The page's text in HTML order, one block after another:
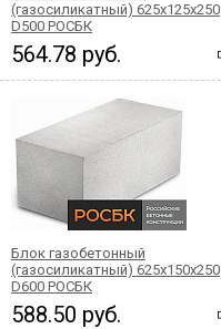
(газосиликатный) 625x125x250
D500 РОСБК
564.78 руб.
Блок газобетонный
(газосиликатный) 625x150x250
D600 РОСБК
588.50 руб.